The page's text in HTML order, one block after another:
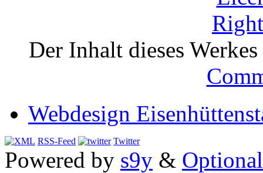
Der Inhalt dieses
Webdesign
RSS-Feed Twitter
Powered by s9y &